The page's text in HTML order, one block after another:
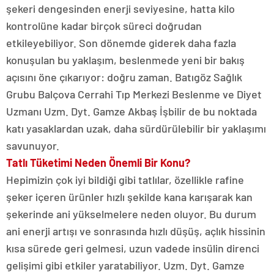
şekeri dengesinden enerji seviyesine, hatta kilo
kontrolüne kadar birçok süreci doğrudan
etkileyebiliyor. Son dönemde giderek daha fazla
konuşulan bu yaklaşım, beslenmede yeni bir bakış
açısını öne çıkarıyor: doğru zaman. Batıgöz Sağlık
Grubu Balçova Cerrahi Tıp Merkezi Beslenme ve Diyet
Uzmanı Uzm. Dyt. Gamze Akbaş İşbilir de bu noktada
katı yasaklardan uzak, daha sürdürülebilir bir yaklaşımı
savunuyor.
Tatlı Tüketimi Neden Önemli Bir Konu?
Hepimizin çok iyi bildiği gibi tatlılar, özellikle rafine
şeker içeren ürünler hızlı şekilde kana karışarak kan
şekerinde ani yükselmelere neden oluyor. Bu durum
ani enerji artışı ve sonrasında hızlı düşüş, açlık hissinin
kısa sürede geri gelmesi, uzun vadede insülin direnci
gelişimi gibi etkiler yaratabiliyor. Uzm. Dyt. Gamze